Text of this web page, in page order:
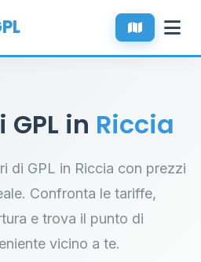
in Riccia
di GPL in Riccia con prezzi
Confronta le tariffe,
e trova il punto di
vicino a te.